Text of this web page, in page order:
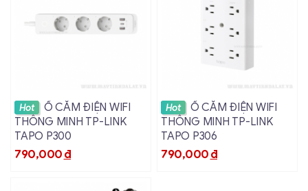
Xem chi tiết
Hot
Ổ CẮM ĐIỆN WIFI
THÔNG MINH TP-LINK
TAPO P300
790,000đ
Xem chi tiết
Hot
Ổ CẮM ĐIỆN WIFI
THÔNG MINH TP-LINK
TAPO P306
790,000đ